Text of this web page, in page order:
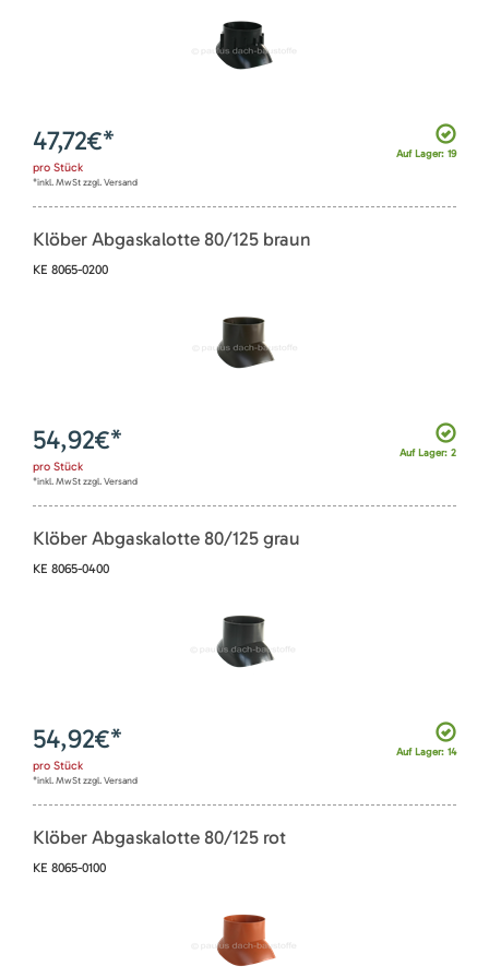
Auf Lager: 19
47,72€*
pro Stück
*inkl. MwSt zzgl. Versand
Klöber Abgaskalotte 80/125 braun
KE 8065-0200
Auf Lager: 2
54,92€*
pro Stück
*inkl. MwSt zzgl. Versand
Klöber Abgaskalotte 80/125 grau
KE 8065-0400
Auf Lager: 14
54,92€*
pro Stück
*inkl. MwSt zzgl. Versand
Klöber Abgaskalotte 80/125 rot
KE 8065-0100